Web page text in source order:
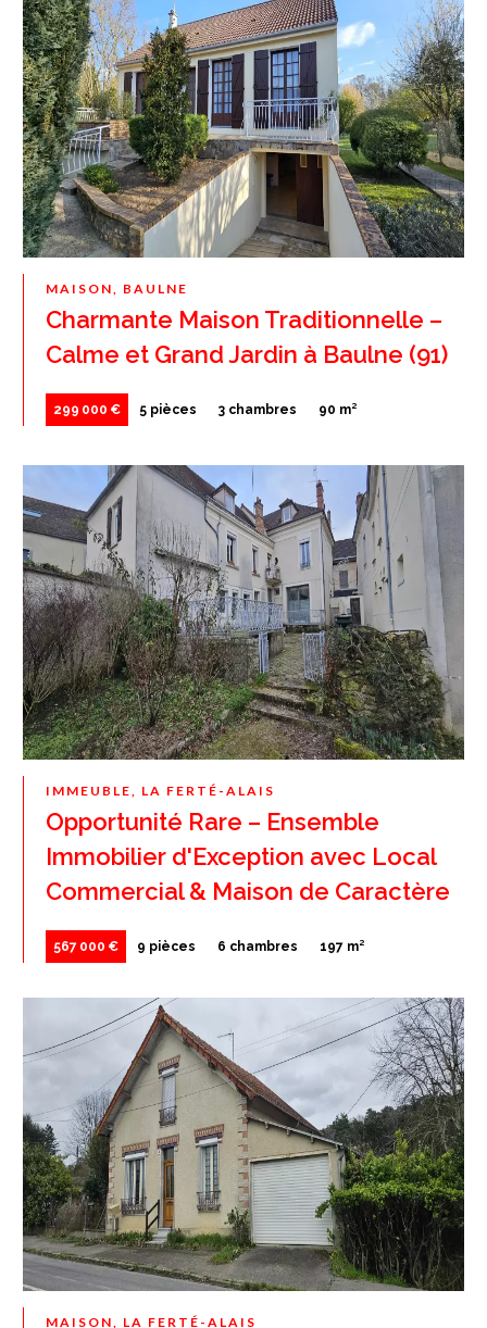
MAISON, BAULNE
Charmante Maison Traditionnelle –
Calme et Grand Jardin à Baulne (91)
299 000 € 5 pièces 3 chambres 90 m²
IMMEUBLE, LA FERTÉ-ALAIS
Opportunité Rare – Ensemble
Immobilier d'Exception avec Local
Commercial & Maison de Caractère
567 000 € 9 pièces 6 chambres 197 m²
MAISON, LA FERTÉ-ALAIS